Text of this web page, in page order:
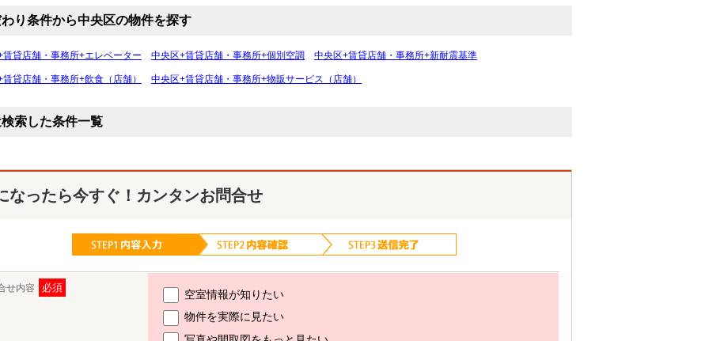
り条件から中央区の物件を探す
賃貸店舗・事務所+エレベーター 中央区+賃貸店舗・事務所+個別空調 中央区+賃貸店舗・事務所+新耐震基準
貸店舗・事務所+飲食（店舗） 中央区+賃貸店舗・事務所+物販サービス（店舗）
索した条件一覧
なったら今すぐ！カンタンお問合せ
せ内容 必須
空室情報が知りたい
物件を実際に見たい